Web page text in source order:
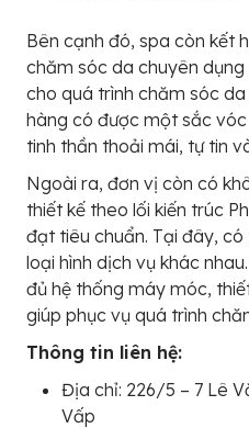
Bên cạnh đó, spa còn kết
chăm sóc da chuyên
cho quá trình chăm sóc
hàng có được một sắc
tinh thần thoải mái, tự tin
Ngoài ra, đơn vị còn có
thiết kế theo lối kiến trúc
đạt tiêu chuẩn. Tại đây,
loại hình dịch vụ khác
đủ hệ thống máy móc,
giúp phục vụ quá trình
Thông tin liên hệ:
Địa chỉ: 226/5 – 7 Lê
Vấp